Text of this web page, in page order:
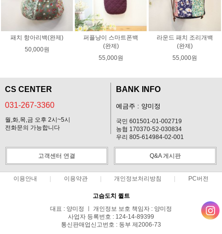
패치 항아리백(완제)
50,000원
퍼플냥이 스마트폰백
(완제)
55,000원
라운드 패치 조리개백
(완제)
55,000원
CS CENTER
031-267-3360
월,화,목,금 오후 2시~5시
전화문의 가능합니다
BANK INFO
예금주 : 양미정
국민 601501-01-002719
농협 170370-52-030834
우리 805-614984-02-001
고객센터 연결 Q&A 게시판
이용안내 이용약관 개인정보처리방침 PC버전
고슴도치 퀼트
대표 : 양미정 ㅣ 개인정보 보호 책임자 : 양미정
사업자 등록번호 : 124-14-89399
통신판매업신고번호 : 동부 제2006-73